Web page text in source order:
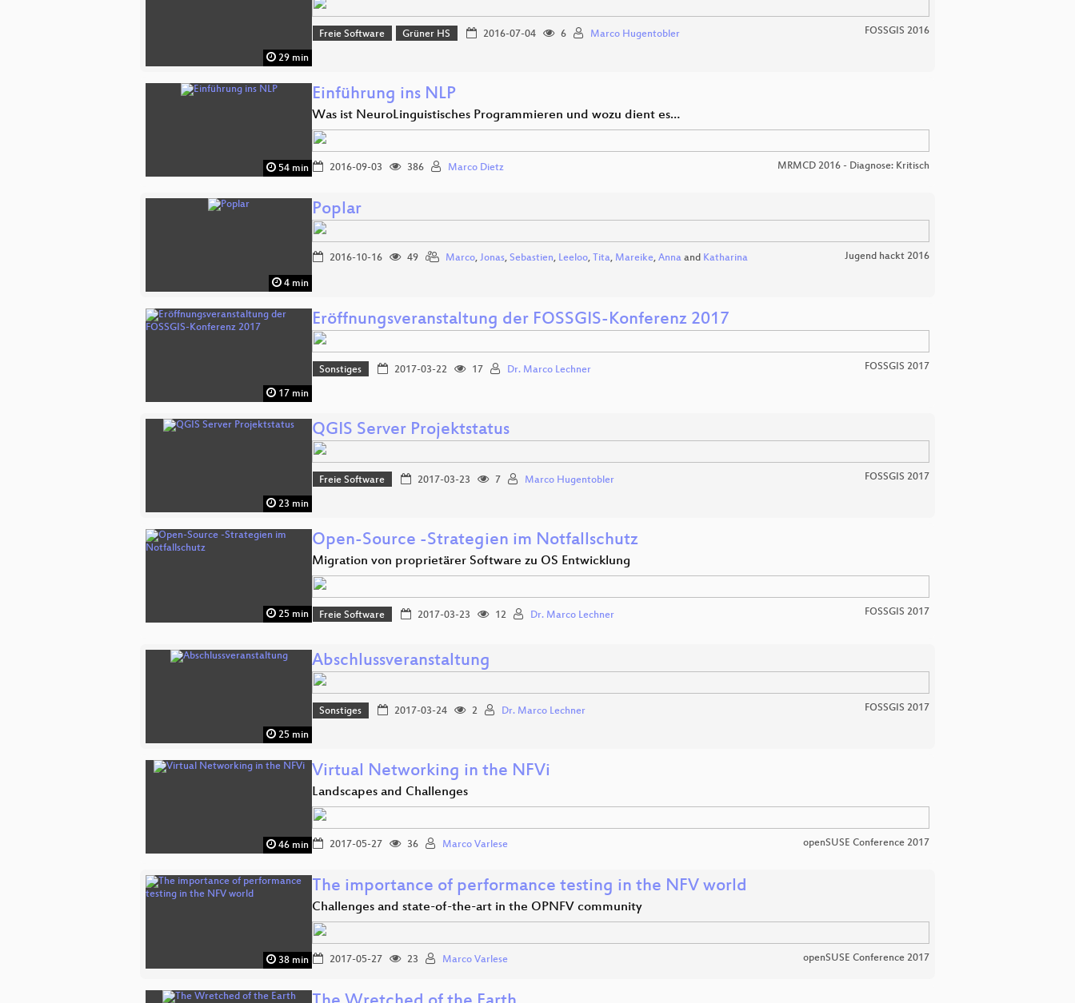
29 min
Freie Software Grüner HS 2016-07-04 6 Marco Hugentobler FOSSGIS 2016
54 min
Einführung ins NLP
Was ist NeuroLinguistisches Programmieren und wozu dient es…
2016-09-03 386 Marco Dietz MRMCD 2016 - Diagnose: Kritisch
4 min
Poplar
2016-10-16 49 Marco, Jonas, Sebastien, Leeloo, Tita, Mareike, Anna and Katharina Jugend hackt 2016
17 min
Eröffnungsveranstaltung der FOSSGIS-Konferenz 2017
Sonstiges 2017-03-22 17 Dr. Marco Lechner FOSSGIS 2017
23 min
QGIS Server Projektstatus
Freie Software 2017-03-23 7 Marco Hugentobler FOSSGIS 2017
25 min
Open-Source -Strategien im Notfallschutz
Migration von proprietärer Software zu OS Entwicklung
Freie Software 2017-03-23 12 Dr. Marco Lechner FOSSGIS 2017
25 min
Abschlussveranstaltung
Sonstiges 2017-03-24 2 Dr. Marco Lechner FOSSGIS 2017
46 min
Virtual Networking in the NFVi
Landscapes and Challenges
2017-05-27 36 Marco Varlese openSUSE Conference 2017
38 min
The importance of performance testing in the NFV world
Challenges and state-of-the-art in the OPNFV community
2017-05-27 23 Marco Varlese openSUSE Conference 2017